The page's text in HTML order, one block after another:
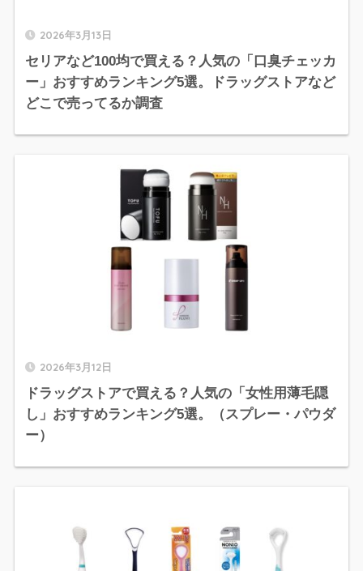
2026年3月13日
セリアなど100均で買える？人気の「口臭チェッカ
ー」おすすめランキング5選。ドラッグストアなど
どこで売ってるか調査
2026年3月12日
ドラッグストアで買える？人気の「女性用薄毛隠
し」おすすめランキング5選。（スプレー・パウダ
ー）